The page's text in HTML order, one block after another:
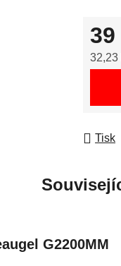
32,23
Tisk
G2200MM